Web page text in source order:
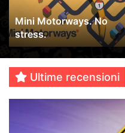
Mini Motorways. No
stress.
Ultime recensioni